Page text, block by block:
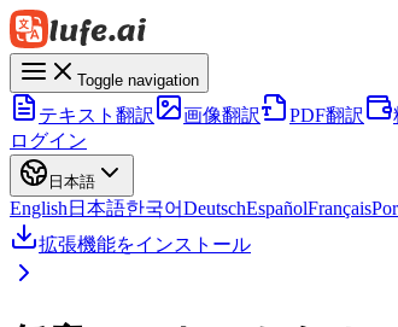
Toggle navigation
テキスト翻訳 画像翻訳 PDF翻訳
ログイン
日本語
English 日本語한국어DeutschEspañolFrançais
拡張機能をインストール